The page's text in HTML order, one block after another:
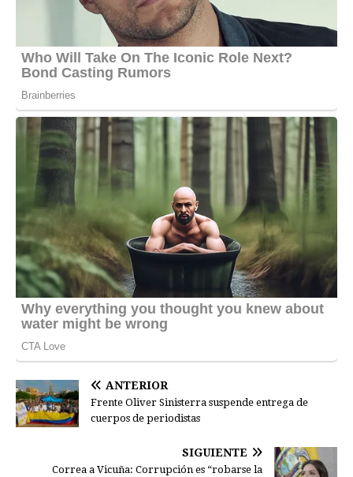
ANTERIOR
Frente Oliver Sinisterra suspende entrega de
cuerpos de periodistas
SIGUIENTE
Correa a Vicuña: Corrupción es “robarse la